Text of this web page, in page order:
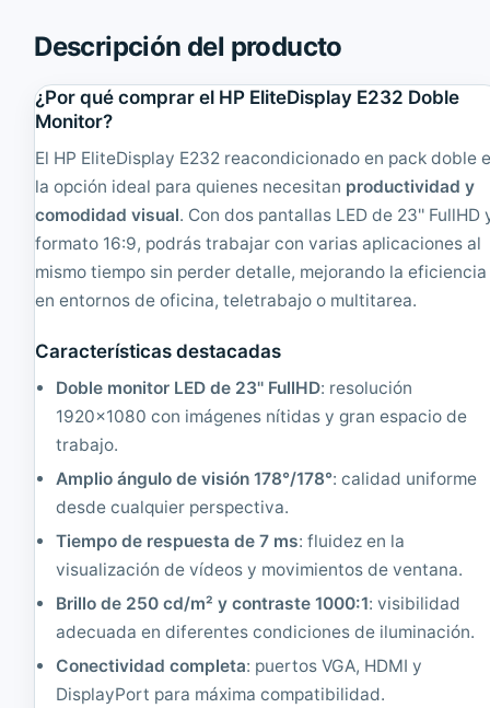
e
2
0
4
B
M
o
n
t
o
T
F
T
1
0
2
T
T
4
:
3
R
e
a
c
o
n
i
c
Descripción del producto
¿Por qué comprar el HP EliteDisplay E232 Doble
Monitor?
El HP EliteDisplay E232 reacondicionado en pack doble
la opción ideal para quienes necesitan productividad y
comodidad visual. Con dos pantallas LED de 23'' FullHD
formato 16:9, podrás trabajar con varias aplicaciones al
mismo tiempo sin perder detalle, mejorando la eficiencia
en entornos de oficina, teletrabajo o multitarea.
Características destacadas
Doble monitor LED de 23'' FullHD: resolución
1920x1080 con imágenes nítidas y gran espacio de
trabajo.
Amplio ángulo de visión 178°/178°: calidad uniforme
desde cualquier perspectiva.
Tiempo de respuesta de 7 ms: fluidez en la
visualización de vídeos y movimientos de ventana.
Brillo de 250 cd/m² y contraste 1000:1: visibilidad
adecuada en diferentes condiciones de iluminación.
Conectividad completa: puertos VGA, HDMI y
DisplayPort para máxima compatibilidad.